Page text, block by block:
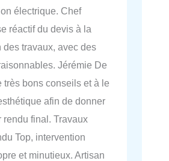
électrique. Chef
réactif du devis à la
des travaux, avec des
Jérémie De
très bons conseils et à le
afin de donner
rendu final. Travaux
Top, intervention
et minutieux. Artisan